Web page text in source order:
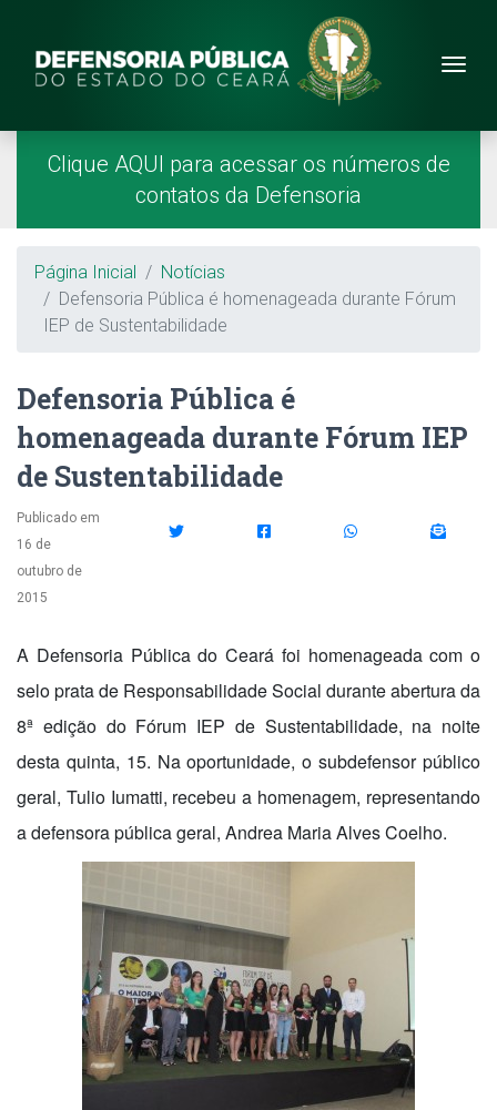
Site da Defensoria
Menu Principal
Página Inicial
Clique AQUI para acessar os números de
contatos da Defensoria
Breadcrumb
Página Inicial
Notícias
Defensoria Pública é homenageada durante Fórum
IEP de Sustentabilidade
Defensoria Pública é
homenageada durante Fórum IEP
de Sustentabilidade
Publicado em
16 de
outubro de
2015
A Defensoria Pública do Ceará foi homenageada com o
selo prata de Responsabilidade Social durante abertura da
8ª edição do Fórum IEP de Sustentabilidade, na noite
desta quinta, 15. Na oportunidade, o subdefensor público
geral, Tulio Iumatti, recebeu a homenagem, representando
a defensora pública geral, Andrea Maria Alves Coelho.